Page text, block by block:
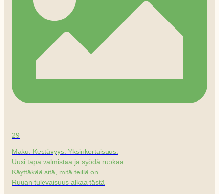
29
Maku. Kestävyys. Yksinkertaisuus.
Uusi tapa valmistaa ja syödä ruokaa
Käyttäkää sitä, mitä teillä on
Ruuan tulevaisuus alkaa tästä